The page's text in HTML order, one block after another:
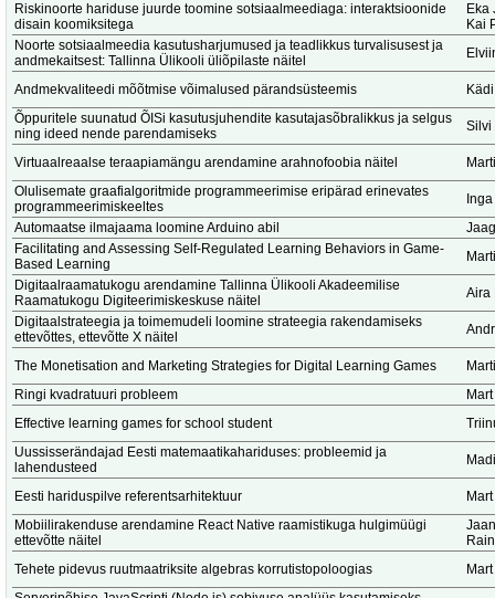
Riskinoorte hariduse juurde toomine sotsiaalmeediaga: interaktsioonide
disain koomiksitega
Eka
Kai
Noorte sotsiaalmeedia kasutusharjumused ja teadlikkus turvalisusest ja
andmekaitsest: Tallinna Ülikooli üliõpilaste näitel
Andmekvaliteedi mõõtmise võimalused pärandsüsteemis
Õppuritele suunatud ÕISi kasutusjuhendite kasutajasõbralikkus ja selgus
ning ideed nende parendamiseks
Silvi
Virtuaalreaalse teraapiamängu arendamine arahnofoobia näitel
Olulisemate graafialgoritmide programmeerimise eripärad erinevates
programmeerimiskeeltes
Automaatse ilmajaama loomine Arduino abil
Facilitating and Assessing Self-Regulated Learning Behaviors in Game-
Based Learning
Digitaalraamatukogu arendamine Tallinna Ülikooli Akadeemilise
Raamatukogu Digiteerimiskeskuse näitel
Aira
Digitaalstrateegia ja toimemudeli loomine strateegia rakendamiseks
ettevõttes, ettevõtte X näitel
The Monetisation and Marketing Strategies for Digital Learning Games
Ringi kvadratuuri probleem
Effective learning games for school student
Uussisserändajad Eesti matemaatikahariduses: probleemid ja
lahendusteed
Eesti hariduspilve referentsarhitektuur
Mobiilirakenduse arendamine React Native raamistikuga hulgimüügi
ettevõtte näitel
Tehete pidevus ruutmaatriksite algebras korrutistopoloogias